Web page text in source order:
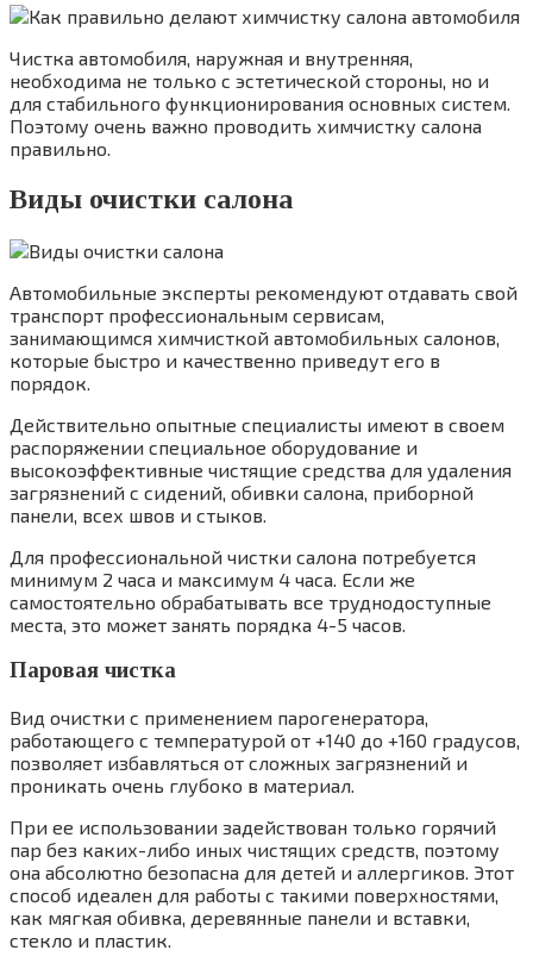
Чистка автомобиля, наружная и внутренняя,
необходима не только с эстетической стороны, но и
для стабильного функционирования основных систем.
Поэтому очень важно проводить химчистку салона
правильно.
Виды очистки салона
Автомобильные эксперты рекомендуют отдавать свой
транспорт профессиональным сервисам,
занимающимся химчисткой автомобильных салонов,
которые быстро и качественно приведут его в
порядок.
Действительно опытные специалисты имеют в своем
распоряжении специальное оборудование и
высокоэффективные чистящие средства для удаления
загрязнений с сидений, обивки салона, приборной
панели, всех швов и стыков.
Для профессиональной чистки салона потребуется
минимум 2 часа и максимум 4 часа. Если же
самостоятельно обрабатывать все труднодоступные
места, это может занять порядка 4-5 часов.
Паровая чистка
Вид очистки с применением парогенератора,
работающего с температурой от +140 до +160 градусов,
позволяет избавляться от сложных загрязнений и
проникать очень глубоко в материал.
При ее использовании задействован только горячий
пар без каких-либо иных чистящих средств, поэтому
она абсолютно безопасна для детей и аллергиков. Этот
способ идеален для работы с такими поверхностями,
как мягкая обивка, деревянные панели и вставки,
стекло и пластик.